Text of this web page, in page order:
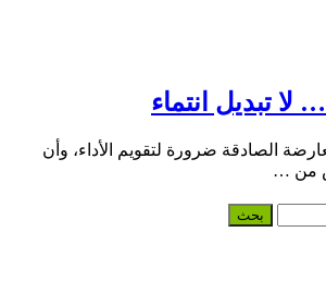
تبديل انتماء
الصادقة ضرورة لتقويم الأداء، وأن
من …